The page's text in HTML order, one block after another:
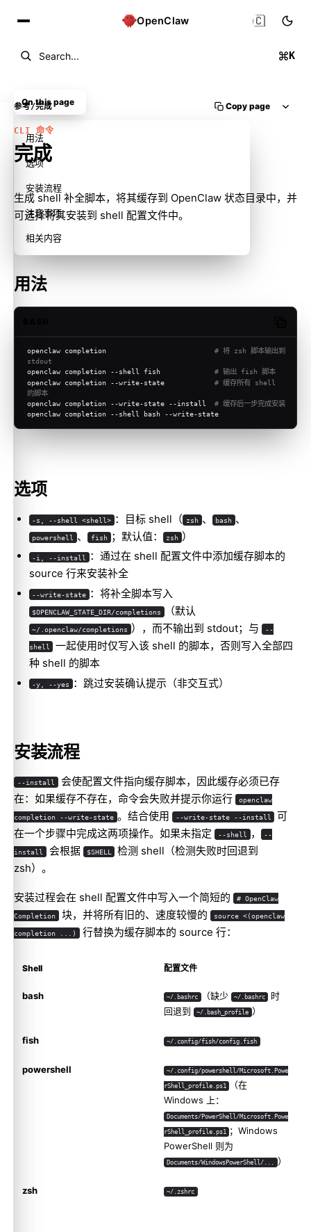
OpenClaw
Search... K
🇨🇳
参考/完成 Copy page
CLI 命令
完成
生成 shell 补全脚本，将其缓存到 OpenClaw 状态目录中，并
可选择将其安装到 shell 配置文件中。
用法
openclaw completion # 将 zsh 脚本输出到
stdout
openclaw completion --shell fish # 输出 fish 脚本
openclaw completion --write-state # 缓存所有 shell
的脚本
openclaw completion --write-state --install # 缓存后一步完成安装
openclaw completion --shell bash --write-state
选项
-s, --shell <shell> ：目标 shell（ zsh 、 bash 、
powershell 、 fish ；默认值： zsh ）
-i, --install
：通过在 shell 配置文件中添加缓存脚本的
source 行来安装补全
--write-state ：将补全脚本写入
$OPENCLAW_STATE_DIR/completions （默认
~/.openclaw/completions ），而不输出到 stdout；与 --
shell
一起使用时仅写入该 shell 的脚本，否则写入全部四
种 shell 的脚本
-y, --yes ：跳过安装确认提示（非交互式）
安装流程
--install 会使配置文件指向缓存脚本，因此缓存必须已存
在：如果缓存不存在，命令会失败并提示你运行
openclaw
completion --write-state 。结合使用 --write-state --install
可
在一个步骤中完成这两项操作。如果未指定
--shell ， --
install 会根据 $SHELL
检测 shell（检测失败时回退到
zsh）。
安装过程会在 shell 配置文件中写入一个简短的 # OpenClaw
Completion 块，并将所有旧的、速度较慢的 source <(openclaw
completion ...) 行替换为缓存脚本的 source 行：
Shell 配置文件
bash ~/.bashrc （缺少 ~/.bashrc
时
回退到
~/.bash_profile ）
fish ~/.config/fish/config.fish
powershell ~/.config/powershell/Microsoft.Powe
rShell_profile.ps1
（在
Windows 上：
Documents/PowerShell/Microsoft.Powe
rShell_profile.ps1
；Windows
PowerShell 则为
Documents/WindowsPowerShell/... ）
zsh ~/.zshrc
On this page
用法
选项
安装流程
注意事项
相关内容